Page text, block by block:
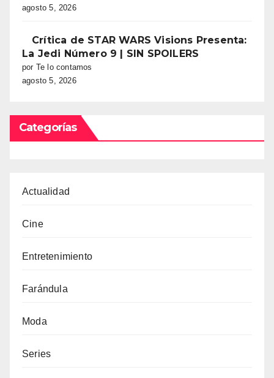
agosto 5, 2026
Crítica de STAR WARS Visions Presenta:
La Jedi Número 9 | SIN SPOILERS
por Te lo contamos
agosto 5, 2026
Categorías
Actualidad
Cine
Entretenimiento
Farándula
Moda
Series